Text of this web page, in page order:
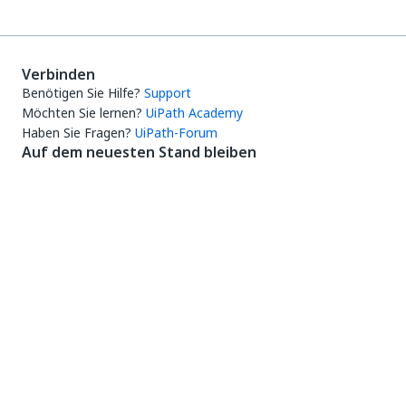
Verbinden
Benötigen Sie Hilfe? Support
Möchten Sie lernen? UiPath Academy
Haben Sie Fragen? UiPath-Forum
Auf dem neuesten Stand bleiben